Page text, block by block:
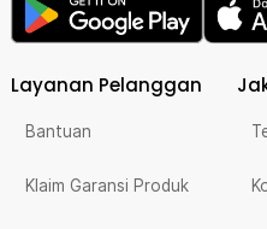
Layanan Pelanggan
Bantuan
Klaim Garansi Produk